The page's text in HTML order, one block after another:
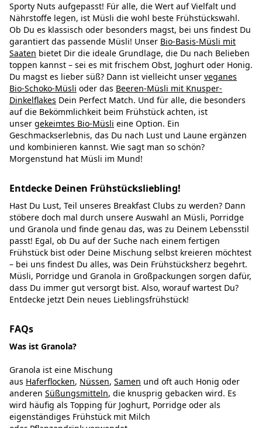
Sporty Nuts aufgepasst! Für alle, die Wert auf Vielfalt und
Nährstoffe legen, ist Müsli die wohl beste Frühstückswahl.
Ob Du es klassisch oder besonders magst, bei uns findest Du
garantiert das passende Müsli! Unser Bio-Basis-Müsli mit
Saaten bietet Dir die ideale Grundlage, die Du nach Belieben
toppen kannst – sei es mit frischem Obst, Joghurt oder Honig.
Du magst es lieber süß? Dann ist vielleicht unser veganes
Bio-Schoko-Müsli oder das Beeren-Müsli mit Knusper-
Dinkelflakes Dein Perfect Match. Und für alle, die besonders
auf die Bekömmlichkeit beim Frühstück achten, ist
unser gekeimtes Bio-Müsli eine Option. Ein
Geschmackserlebnis, das Du nach Lust und Laune ergänzen
und kombinieren kannst. Wie sagt man so schön?
Morgenstund hat Müsli im Mund!
Entdecke Deinen Frühstücksliebling!
Hast Du Lust, Teil unseres Breakfast Clubs zu werden? Dann
stöbere doch mal durch unsere Auswahl an Müsli, Porridge
und Granola und finde genau das, was zu Deinem Lebensstil
passt! Egal, ob Du auf der Suche nach einem fertigen
Frühstück bist oder Deine Mischung selbst kreieren möchtest
– bei uns findest Du alles, was Dein Frühstücksherz begehrt.
Müsli, Porridge und Granola in Großpackungen sorgen dafür,
dass Du immer gut versorgt bist. Also, worauf wartest Du?
Entdecke jetzt Dein neues Lieblingsfrühstück!
FAQs
Was ist Granola?
Granola ist eine Mischung
aus Haferflocken, Nüssen, Samen und oft auch Honig oder
anderen Süßungsmitteln, die knusprig gebacken wird. Es
wird häufig als Topping für Joghurt, Porridge oder als
eigenständiges Frühstück mit Milch